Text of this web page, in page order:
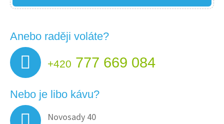
Anebo raději voláte?
+420 777 669 084
Nebo je libo kávu?
Novosady 40